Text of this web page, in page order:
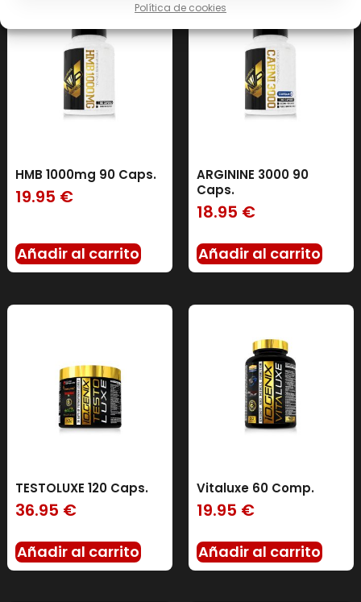
Política de cookies
HMB 1000mg 90 Caps.
19.95 €
Añadir al carrito
ARGININE 3000 90
Caps.
18.95 €
Añadir al carrito
TESTOLUXE 120 Caps.
36.95 €
Añadir al carrito
Vitaluxe 60 Comp.
19.95 €
Añadir al carrito